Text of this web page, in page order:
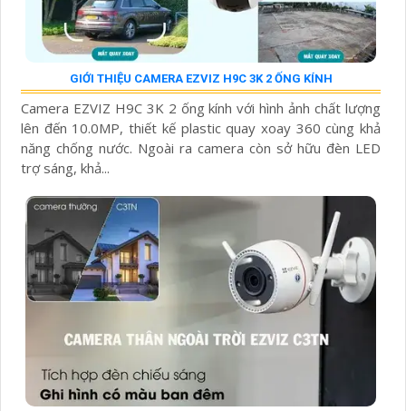
GIỚI THIỆU CAMERA EZVIZ H9C 3K 2 ỐNG KÍNH
Camera EZVIZ H9C 3K 2 ống kính với hình ảnh chất lượng
lên đến 10.0MP, thiết kế plastic quay xoay 360 cùng khả
năng chống nước. Ngoài ra camera còn sở hữu đèn LED
trợ sáng, khả...